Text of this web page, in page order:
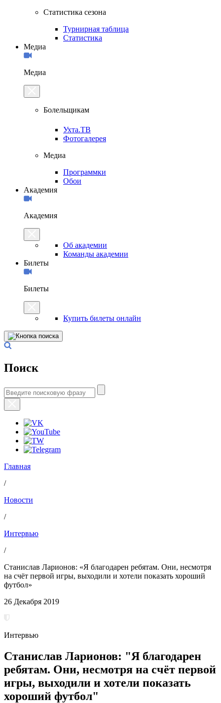
Статистика сезона
Турнирная таблица
Статистика
Медиа
Медиа
Болельщикам
Ухта.ТВ
Фотогалерея
Медиа
Программки
Обои
Академия
Академия
Об академии
Команды академии
Билеты
Билеты
Купить билеты онлайн
Поиск
Главная
/
Новости
/
Интервью
/
Станислав Ларионов: «Я благодарен ребятам. Они, несмотря
на счёт первой игры, выходили и хотели показать хороший
футбол»
26 Декабря 2019
Интервью
Станислав Ларионов: "Я благодарен
ребятам. Они, несмотря на счёт первой
игры, выходили и хотели показать
хороший футбол"